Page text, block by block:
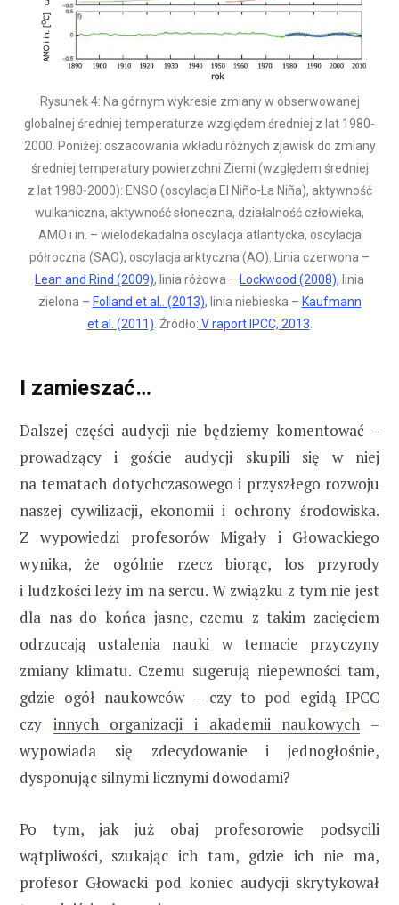
Rysunek 4: Na górnym wykresie zmiany w obserwowanej
globalnej średniej temperaturze względem średniej z lat 1980-
2000. Poniżej: oszacowania wkładu różnych zjawisk do zmiany
średniej temperatury powierzchni Ziemi (względem średniej
z lat 1980-2000): ENSO (oscylacja El Niño-La Niña), aktywność
wulkaniczna, aktywność słoneczna, działalność człowieka,
AMO i in. – wielodekadalna oscylacja atlantycka, oscylacja
półroczna (SAO), oscylacja arktyczna (AO). Linia czerwona –
Lean and Rind (2009), linia różowa – Lockwood (2008), linia
zielona – Folland et al.. (2013), linia niebieska – Kaufmann
et al. (2011) . Źródło: V raport IPCC, 2013
I zamieszać…
Dalszej części audycji nie będziemy komentować –
prowadzący i goście audycji skupili się w niej
na tematach dotychczasowego i przyszłego rozwoju
naszej cywilizacji, ekonomii i ochrony środowiska.
Z wypowiedzi profesorów Migały i Głowackiego
wynika, że ogólnie rzecz biorąc, los przyrody
i ludzkości leży im na sercu. W związku z tym nie jest
dla nas do końca jasne, czemu z takim zacięciem
odrzucają ustalenia nauki w temacie przyczyny
zmiany klimatu. Czemu sugerują niepewności tam,
gdzie ogół naukowców – czy to pod egidą IPCC
czy innych organizacji i akademii naukowych –
wypowiada się zdecydowanie i jednogłośnie,
dysponując silnymi licznymi dowodami?
Po tym, jak już obaj profesorowie podsycili
wątpliwości, szukając ich tam, gdzie ich nie ma,
profesor Głowacki pod koniec audycji skrytykował